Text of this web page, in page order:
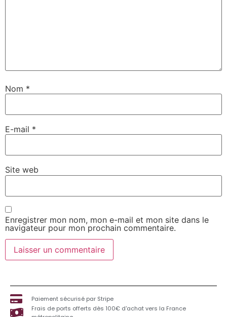
Nom *
E-mail *
Site web
Enregistrer mon nom, mon e-mail et mon site dans le
navigateur pour mon prochain commentaire.
Paiement sécurisé par Stripe
Frais de ports offerts dès 100€ d'achat vers la France